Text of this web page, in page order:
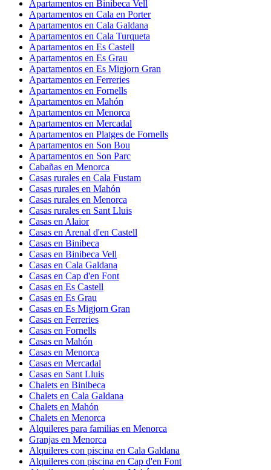
Apartamentos en Binibeca Vell
Apartamentos en Cala en Porter
Apartamentos en Cala Galdana
Apartamentos en Cala Turqueta
Apartamentos en Es Castell
Apartamentos en Es Grau
Apartamentos en Es Migjorn Gran
Apartamentos en Ferreries
Apartamentos en Fornells
Apartamentos en Mahón
Apartamentos en Menorca
Apartamentos en Mercadal
Apartamentos en Platges de Fornells
Apartamentos en Son Bou
Apartamentos en Son Parc
Cabañas en Menorca
Casas rurales en Cala Fustam
Casas rurales en Mahón
Casas rurales en Menorca
Casas rurales en Sant Lluis
Casas en Alaior
Casas en Arenal d'en Castell
Casas en Binibeca
Casas en Binibeca Vell
Casas en Cala Galdana
Casas en Cap d'en Font
Casas en Es Castell
Casas en Es Grau
Casas en Es Migjorn Gran
Casas en Ferreries
Casas en Fornells
Casas en Mahón
Casas en Menorca
Casas en Mercadal
Casas en Sant Lluis
Chalets en Binibeca
Chalets en Cala Galdana
Chalets en Mahón
Chalets en Menorca
Alquileres para familias en Menorca
Granjas en Menorca
Alquileres con piscina en Cala Galdana
Alquileres con piscina en Cap d'en Font